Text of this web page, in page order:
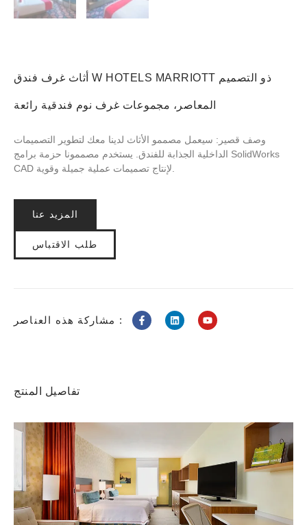
أثاث غرف فندق W HOTELS MARRIOTT ذو التصميم
وصف قصير: سيعمل مصممو الأثاث لدينا معك لتطوير التصميمات
الداخلية الجذابة للفندق. يستخدم مصممونا حزمة برامج SolidWorks
المزيد عنا
طلب الاقتباس
مشاركة هذه العناصر :
تفاصيل المنتج